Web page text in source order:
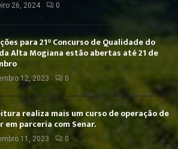
26, 2024 0
para 21° Concurso de Qualidade do
Alta Mogiana estão abertas até 21 de
12, 2023 0
realiza mais um curso de operação de
parceria com Senar.
11, 2023 0